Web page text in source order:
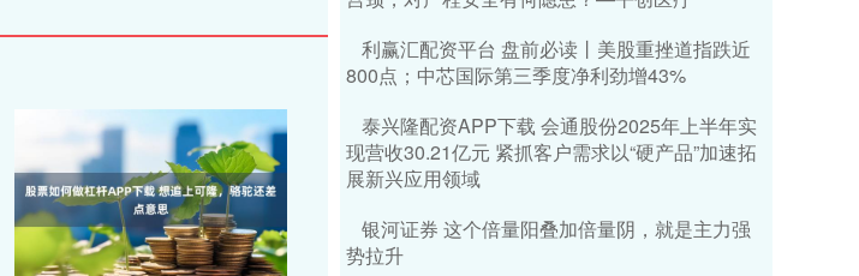
利赢汇配资平台 盘前必读丨美股重挫道指跌近
800点；中芯国际第三季度净利劲增43%
泰兴隆配资APP下载 会通股份2025年上半年实
现营收30.21亿元 紧抓客户需求以“硬产品”加速拓
展新兴应用领域
银河证券 这个倍量阳叠加倍量阴，就是主力强
势拉升